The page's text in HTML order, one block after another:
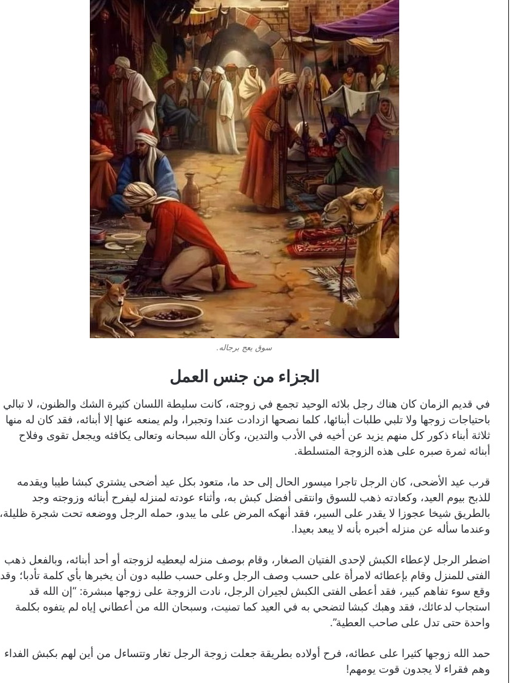
سوق يعج برجاله.
الجزاء من جنس العمل
في قديم الزمان كان هناك رجل بلائه الوحيد تجمع في زوجته، كانت سليطة اللسان كثيرة الشك والظنون، لا تبالي
باحتياجات زوجها ولا تلبي طلبات أبنائها، كلما نصحها ازدادت عندا وتجبرا، ولم يمنعه عنها إلا أبنائه، فقد كان له منها
ثلاثة أبناء ذكور كل منهم يزيد عن أخيه في الأدب والتدين، وكأن الله سبحانه وتعالى يكافئه ويجعل تقوى وفلاح
أبنائه ثمرة صبره على هذه الزوجة المتسلطة.
قرب عيد الأضحى، كان الرجل تاجرا ميسور الحال إلى حد ما، متعود بكل عيد أضحى يشتري كبشا طيبا ويقدمه
للذبح بيوم العيد، وكعادته ذهب للسوق وانتقى أفضل كبش به، وأثناء عودته لمنزله ليفرح أبنائه وزوجته وجد
بالطريق شيخا عجوزا لا يقدر على السير، فقد أنهكه المرض على ما يبدو، حمله الرجل ووضعه تحت شجرة ظليلة،
وعندما سأله عن منزله أخبره بأنه لا يبعد بعيدا.
اضطر الرجل لإعطاء الكبش لإحدى الفتيان الصغار، وقام بوصف منزله ليعطيه لزوجته أو أحد أبنائه، وبالفعل ذهب
الفتى للمنزل وقام بإعطائه لامرأة على حسب وصف الرجل وعلى حسب طلبه دون أن يخبرها بأي كلمة تأدبا؛ وقد
وقع سوء تفاهم كبير، فقد أعطى الفتى الكبش لجيران الرجل، نادت الزوجة على زوجها مبشرة: “إن الله قد
استجاب لدعائك، فقد وهبك كبشا لتضحي به في العيد كما تمنيت، وسبحان الله من أعطاني إياه لم يتفوه بكلمة
واحدة حتى تدل على صاحب العطية”.
حمد الله زوجها كثيرا على عطائه، فرح أولاده بطريقة جعلت زوجة الرجل تغار وتتساءل من أين لهم بكبش الفداء
وهم فقراء لا يجدون قوت يومهم!